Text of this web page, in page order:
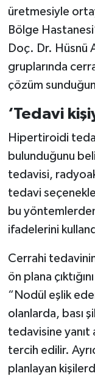
üretmesiyle
Bölge
Doç. Dr. Hüsnü
gruplarında
çözüm
‘Tedavi
Hipertiroidi
bulunduğunu
tedavisi,
tedavi
bu
ifadelerini
Cerrahi
ön plana
“Nodül eşlik
olanlarda, bası
tedavisine yanıt
tercih edilir.
planlayan